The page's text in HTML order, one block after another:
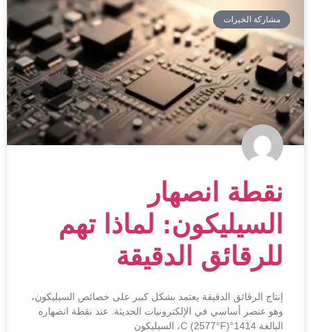
مشاركة الخبرات
نقطة انصهار
السيليكون: لماذا تهم
للرقائق الدقيقة
إنتاج الرقائق الدقيقة يعتمد بشكل كبير على خصائص السيليكون،
وهو عنصر أساسي في الإلكترونيات الحديثة. عند نقطة انصهاره
البالغة 1414°C (2577°F)، السيليكون